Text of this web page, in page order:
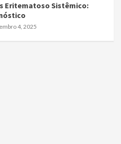
Eritematoso Sistêmico:
4, 2025